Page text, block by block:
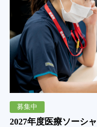
募集中
2027年度医療ソーシ